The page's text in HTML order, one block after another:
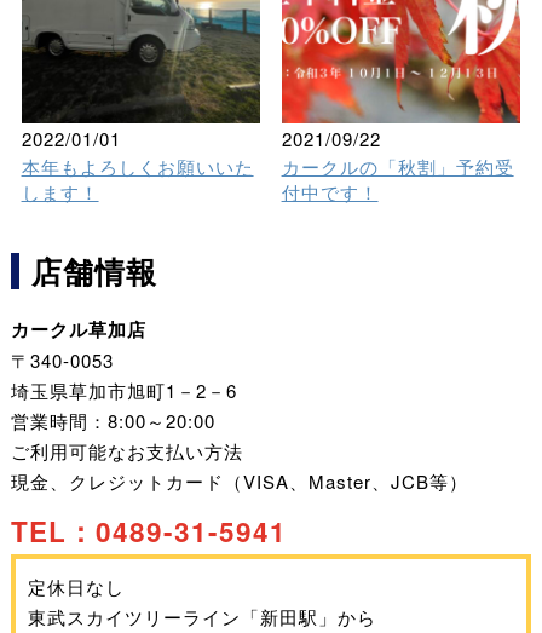
2022/01/01
本年もよろしくお願いいた
します！
2021/09/22
カークルの「秋割」予約受
付中です！
店舗情報
カークル草加店
〒340-0053
埼玉県草加市旭町1－2－6
営業時間：8:00～20:00
ご利用可能なお支払い方法
現金、クレジットカード（VISA、Master、JCB等）
TEL：0489-31-5941
定休日なし
東武スカイツリーライン「新田駅」から